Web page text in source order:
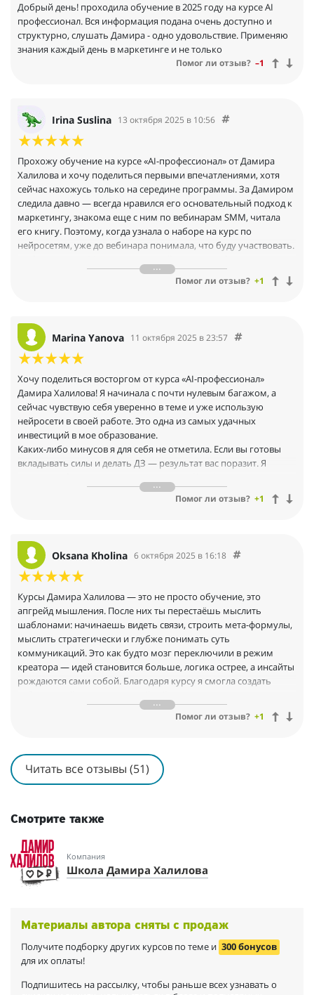
Добрый день! проходила обучение в 2025 году на курсе AI
профессионал. Вся информация подана очень доступно и
структурно, слушать Дамира - одно удовольствие. Применяю
знания каждый день в маркетинге и не только
Помог ли отзыв? –1
Irina Suslina 13 октября 2025 в 10:56
Прохожу обучение на курсе «AI-профессионал» от Дамира
Халилова и хочу поделиться первыми впечатлениями, хотя
сейчас нахожусь только на середине программы. За Дамиром
следила давно — всегда нравился его основательный подход к
маркетингу, знакома еще с ним по вебинарам SMM, читала
его книгу. Поэтому, когда узнала о наборе на курс по
нейросетям, уже до вебинара понимала, что буду участвовать.
разу не пожалела о своем решении.
· Актуальная информация, которая сразу применяется в работе
· Полезные эфиры с разбором вопросов от участников
· Мотивирующие конкурсы и активное сообщество
· Оперативная обратная связь от кураторов
· Практический подход — не просто теория, а реальные
инструменты
!!!Очень много новой информации, мозг просто кипит!!!
ИИ открывает настолько новые горизонты, что возвращаться
к старому формату работы уже не хочется. Веду соцсети, пишу
тексты, рецензии, создаю интересные картинки и др. с
помощью ИИ, как же он выручает и экономит время.
Курс действительно стоит своих денег — здесь дают не просто
актуальным специалистом в своей области и даже просто идти
в ногу со временем!
Помог ли отзыв? +1
Marina Yanova 11 октября 2025 в 23:57
Хочу поделиться восторгом от курса «AI-профессионал»
Дамира Халилова! Я начинала с почти нулевым багажом, а
сейчас чувствую себя уверенно в теме и уже использую
нейросети в своей работе. Это одна из самых удачных
инвестиций в мое образование.
Каких-либо минусов я для себя не отметила. Если вы готовы
вкладывать силы и делать ДЗ — результат вас поразит. Я
специалистом, который знает, как «договориться» с
нейросетью для идеального результата. Теперь я точно вижу,
советую!
Помог ли отзыв? +1
Oksana Kholina 6 октября 2025 в 16:18
Курсы Дамира Халилова — это не просто обучение, это
апгрейд мышления. После них ты перестаёшь мыслить
шаблонами: начинаешь видеть связи, строить мета-формулы,
мыслить стратегически и глубже понимать суть
коммуникаций. Это как будто мозг переключили в режим
креатора — идей становится больше, логика острее, а инсайты
рождаются сами собой. Благодаря курсу я смогла создать
и без этой системности и вдохновения он бы просто не
случился. Каждое занятие вдохновляет: теория сразу оживает в
не просто обучает — он помогает раскрыть потенциал и
увидеть, как ты превращаешься в дизайнера смыслов. Очень
рекомендую.
Помог ли отзыв? +1
Читать все отзывы (51)
Смотрите также
Компания
Школа Дамира Халилова
Материалы автора сняты с продаж
Получите подборку других курсов по теме и 300 бонусов
для их оплаты!
Подпишитесь на рассылку, чтобы раньше всех узнавать о